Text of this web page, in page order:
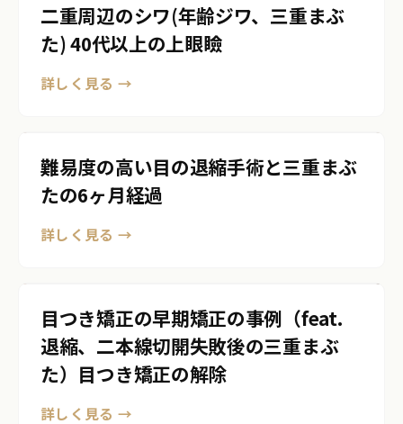
二重周辺のシワ(年齢ジワ、三重まぶ
た) 40代以上の上眼瞼
詳しく見る →
難易度の高い目の退縮手術と三重まぶ
たの6ヶ月経過
詳しく見る →
目つき矯正の早期矯正の事例（feat.
退縮、二本線切開失敗後の三重まぶ
た）目つき矯正の解除
詳しく見る →